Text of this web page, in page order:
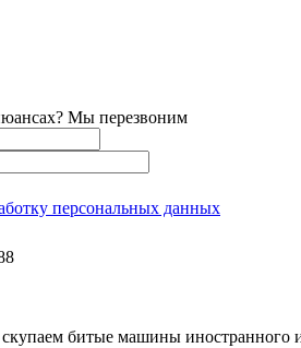
Мы перезвоним
персональных данных
битые машины иностранного